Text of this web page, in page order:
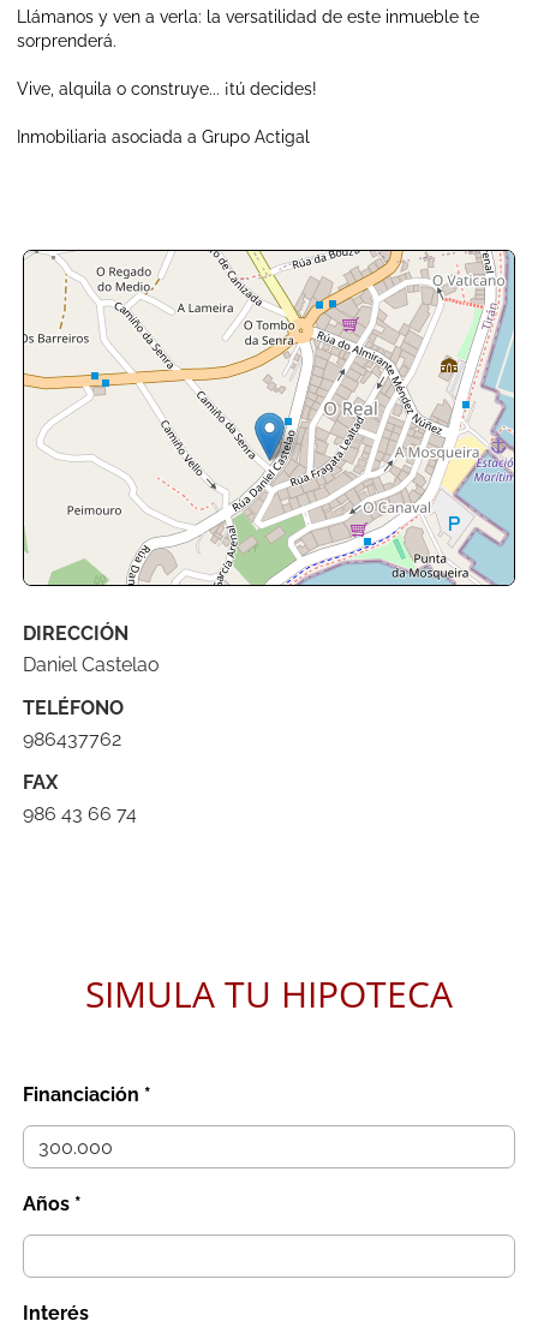
Llámanos y ven a verla: la versatilidad de este inmueble te
sorprenderá.
Vive, alquila o construye... ¡tú decides!
Inmobiliaria asociada a Grupo Actigal
+
-
DIRECCIÓN
Daniel Castelao
TELÉFONO
986437762
FAX
986 43 66 74
SIMULA TU HIPOTECA
Financiación *
Años *
Interés